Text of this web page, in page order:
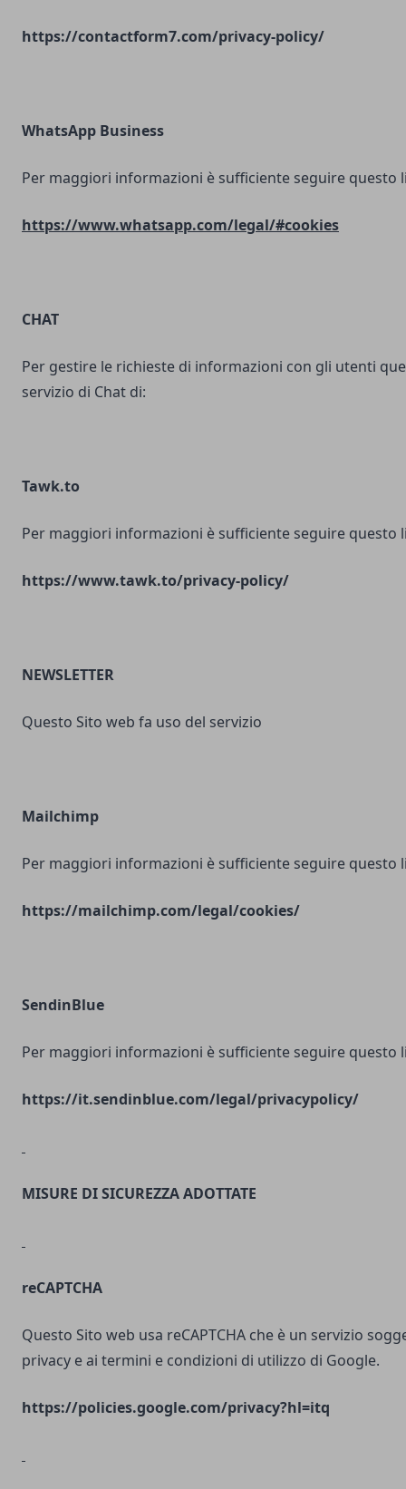
https://contactform7.com/privacy-policy/
WhatsApp Business
Per maggiori informazioni è sufficiente seguire questo
https://www.whatsapp.com/legal/#cookies
CHAT
Per gestire le richieste di informazioni con gli utenti
servizio di Chat di:
Tawk.to
Per maggiori informazioni è sufficiente seguire questo
https://www.tawk.to/privacy-policy/
NEWSLETTER
Questo Sito web fa uso del servizio
Mailchimp
Per maggiori informazioni è sufficiente seguire questo
https://mailchimp.com/legal/cookies/
SendinBlue
Per maggiori informazioni è sufficiente seguire questo
https://it.sendinblue.com/legal/privacypolicy/
MISURE DI SICUREZZA ADOTTATE
reCAPTCHA
Questo Sito web usa reCAPTCHA che è un servizio
privacy e ai termini e condizioni di utilizzo di Google.
https://policies.google.com/privacy?hl=itq